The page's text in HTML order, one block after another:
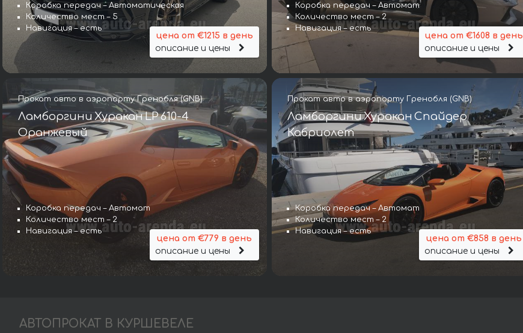
Коробка передач – Автоматическая
Количество мест – 5
Навигация – есть
цена от €1215 в день
описание и цены
Коробка передач – Автомат
Количество мест – 2
Навигация – есть
цена от €1608 в день
описание и цены
Прокат авто в аэропорту Гренобля (GNB)
Ламборгини Хуракан LP 610-4
Оранжевый
Коробка передач – Автомат
Количество мест – 2
Навигация – есть
цена от €779 в день
описание и цены
Прокат авто в аэропорту Гренобля (GNB)
Ламборгини Хуракан Спайдер
Кабриолет
Коробка передач – Автомат
Количество мест – 2
Навигация – есть
цена от €858 в день
описание и цены
АВТОПРОКАТ В КУРШЕВЕЛЕ